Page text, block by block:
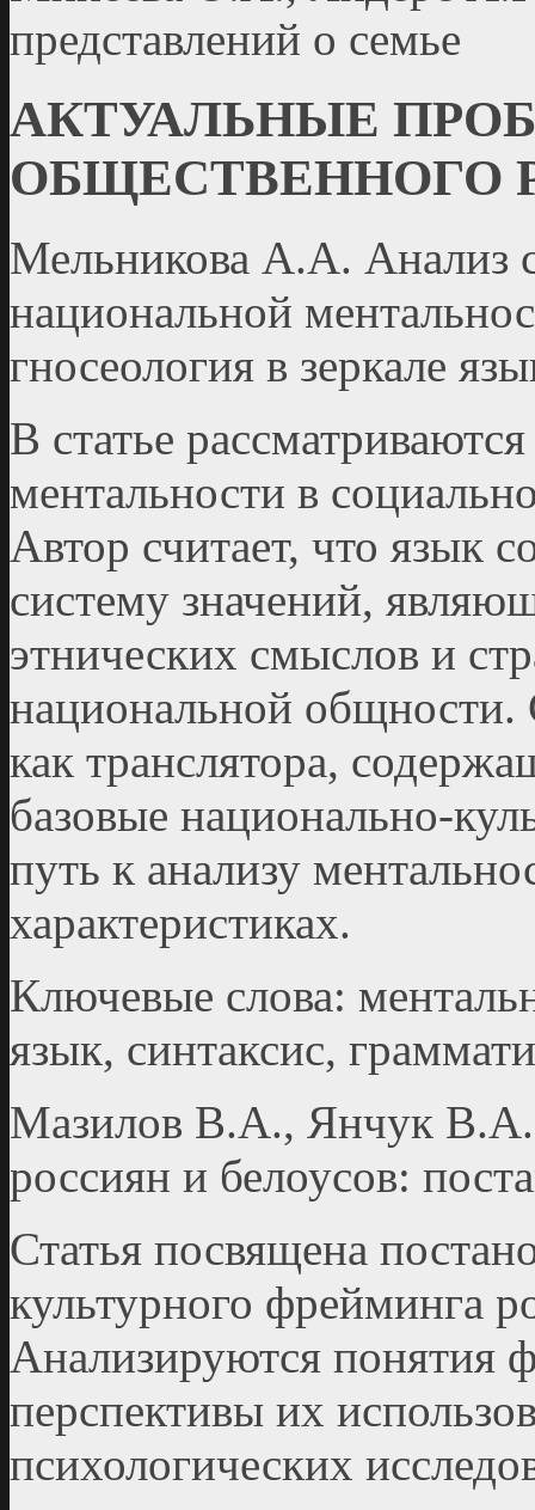
представлений о семье
АКТУАЛЬНЫЕ
ОБЩЕСТВЕННОГО
Мельникова А.А. Анализ
национальной
гносеология в зеркале
В статье
ментальности в
Автор считает, что язык
систему значений,
этнических смыслов и
национальной общности.
как транслятора,
базовые национально-
путь к анализу
характеристиках.
Ключевые слова:
язык, синтаксис,
Мазилов В.А., Янчук
россиян и белоусов:
Статья посвящена
культурного фрейминга
Анализируются понятия
перспективы их
психологических